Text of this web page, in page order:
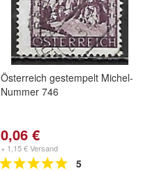
Österreich gestempelt Michel-
Nummer 746
0,06 €
+ 1,15 € Versand
5